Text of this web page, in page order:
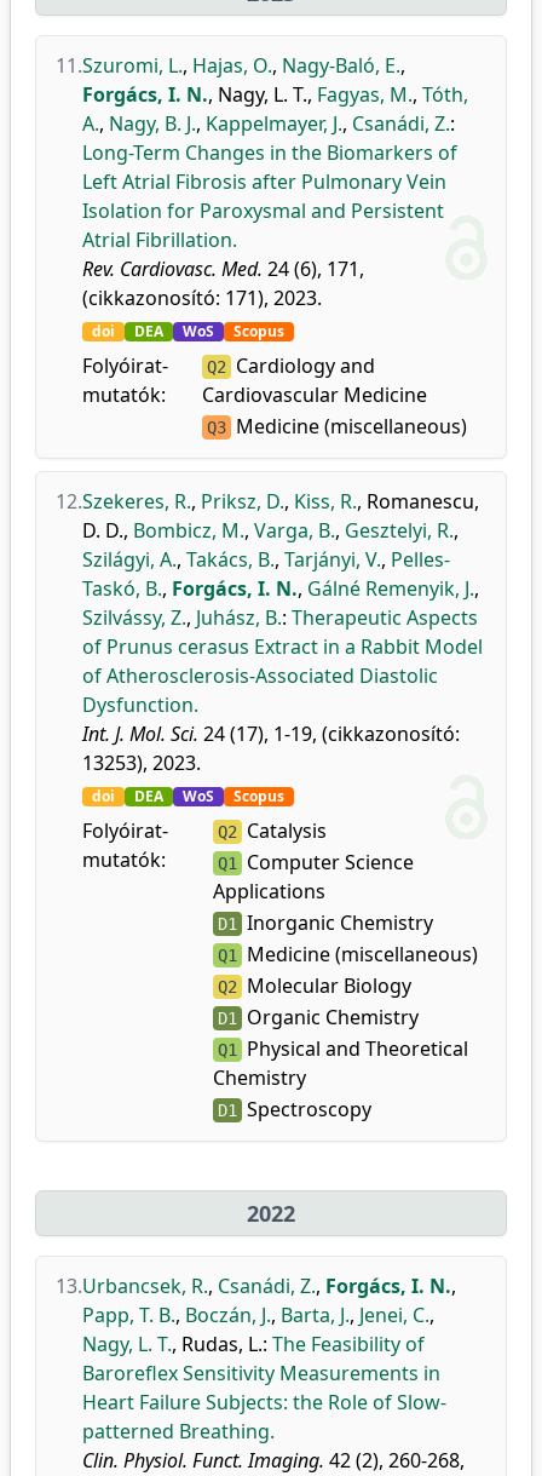
11.Szuromi, L., Hajas, O., Nagy-Baló, E.,
Forgács, I. N., Nagy, L. T., Fagyas, M., Tóth,
A., Nagy, B. J., Kappelmayer, J., Csanádi, Z.:
Long-Term Changes in the Biomarkers of
Left Atrial Fibrosis after Pulmonary Vein
Isolation for Paroxysmal and Persistent
Atrial Fibrillation.
Rev. Cardiovasc. Med. 24 (6), 171,
(cikkazonosító: 171), 2023.
doi DEA WoS Scopus
Folyóirat-
mutatók:
Q2 Cardiology and
Cardiovascular Medicine
Q3 Medicine (miscellaneous)
12.Szekeres, R., Priksz, D., Kiss, R., Romanescu,
D. D., Bombicz, M., Varga, B., Gesztelyi, R.,
Szilágyi, A., Takács, B., Tarjányi, V., Pelles-
Taskó, B., Forgács, I. N., Gálné Remenyik, J.,
Szilvássy, Z., Juhász, B.: Therapeutic Aspects
of Prunus cerasus Extract in a Rabbit Model
of Atherosclerosis-Associated Diastolic
Dysfunction.
Int. J. Mol. Sci. 24 (17), 1-19, (cikkazonosító:
13253), 2023.
doi DEA WoS Scopus
Folyóirat-
mutatók:
Q2 Catalysis
Q1
Computer Science
Applications
D1 Inorganic Chemistry
Q1 Medicine (miscellaneous)
Q2 Molecular Biology
D1 Organic Chemistry
Q1
Physical and Theoretical
Chemistry
D1 Spectroscopy
2022
13.Urbancsek, R., Csanádi, Z., Forgács, I. N.,
Papp, T. B., Boczán, J., Barta, J., Jenei, C.,
Nagy, L. T., Rudas, L.: The Feasibility of
Baroreflex Sensitivity Measurements in
Heart Failure Subjects: the Role of Slow-
patterned Breathing.
Clin. Physiol. Funct. Imaging. 42 (2), 260-268,